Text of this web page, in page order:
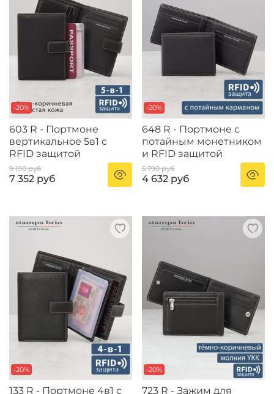
-20%
603 R - Портмоне
вертикальное 5в1 с
RFID защитой
9 190 руб
7 352 руб
-20%
648 R - Портмоне с
потайным монетником
и RFID защитой
5 790 руб
4 632 руб
-20%
133 R - Портмоне 4в1 с
-20%
723 R - Зажим для